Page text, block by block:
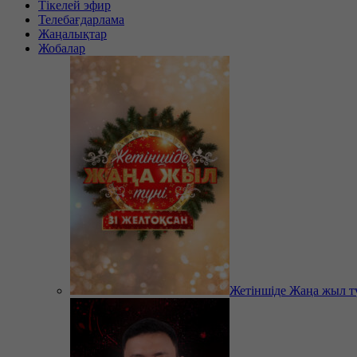
Тікелей эфир
Телебағдарлама
Жаңалықтар
Жобалар
Жетіншіде Жаңа жыл